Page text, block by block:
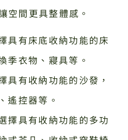
空間更具整體感。
具有床底收納功能的床
季衣物、寢具等。
具有收納功能的沙發，
遙控器等。
擇具有收納功能的多功